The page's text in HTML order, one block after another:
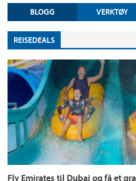
BLOGG VERKTØY
REISEDEALS
Fly Emirates til Dubai og få et